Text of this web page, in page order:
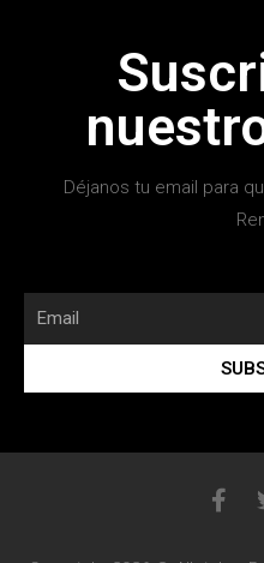
Déjanos tu email para